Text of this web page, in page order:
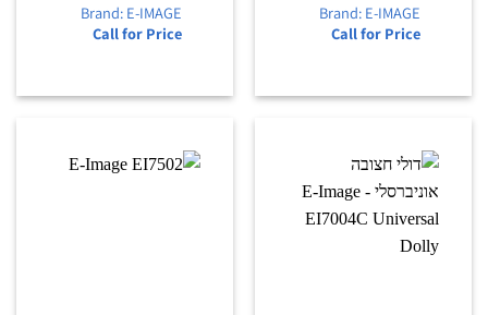
Brand: E-IMAGE
Call for Price
Brand: E-IMAGE
Call for Price